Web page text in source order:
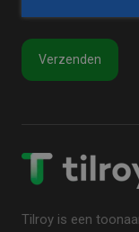
Tilroy is een